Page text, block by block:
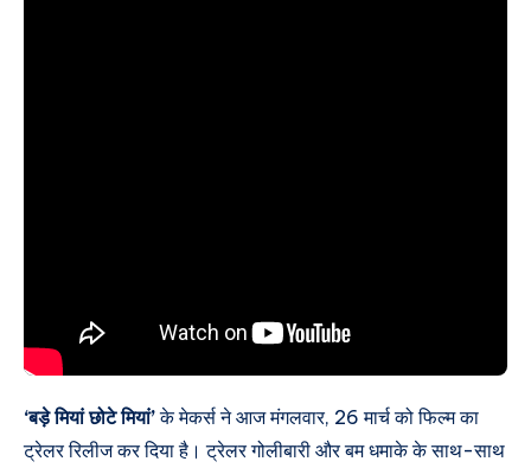
‘बड़े मियां छोटे मियां’के मेकर्स ने आज मंगलवार, 26 मार्च को फिल्म का
ट्रेलर रिलीज कर दिया है। ट्रेलर गोलीबारी और बम धमाके के साथ-साथ